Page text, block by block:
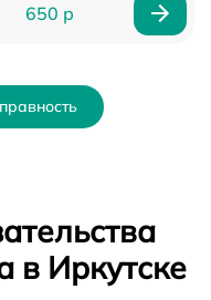
650 р
в Иркутске